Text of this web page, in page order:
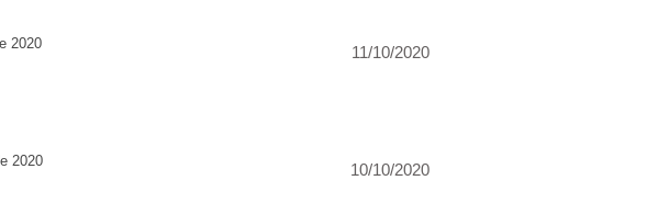
2020 11/10/2020
2020 10/10/2020